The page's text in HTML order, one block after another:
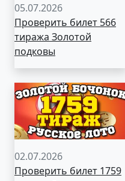
05.07.2026
Проверить билет 566
тиража Золотой
подковы
02.07.2026
Проверить билет 1759